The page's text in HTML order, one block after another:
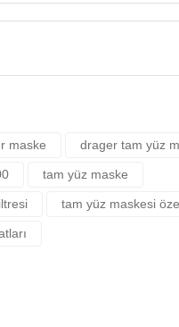
teşekkür ederiz.
bozuk veya görüntülenemiyor.
eksik bilgiler bulunuyor.
maske drager tam yüz
tam yüz maske
tam yüz maskesi